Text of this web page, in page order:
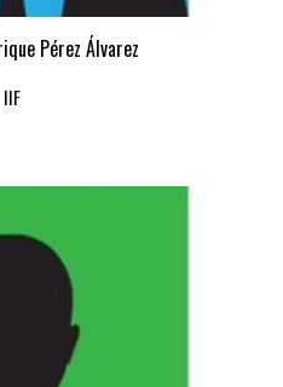
Pérez Álvarez
IIF